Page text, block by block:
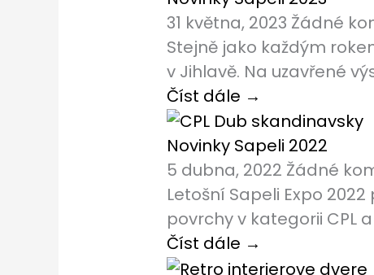
31 května, 2023 Žádné
Stejně jako každým
v Jihlavě. Na uzavřené
Číst dále →
Novinky Sapeli 2022
5 dubna, 2022 Žádné
Letošní Sapeli Expo
povrchy v kategorii CPL
Číst dále →